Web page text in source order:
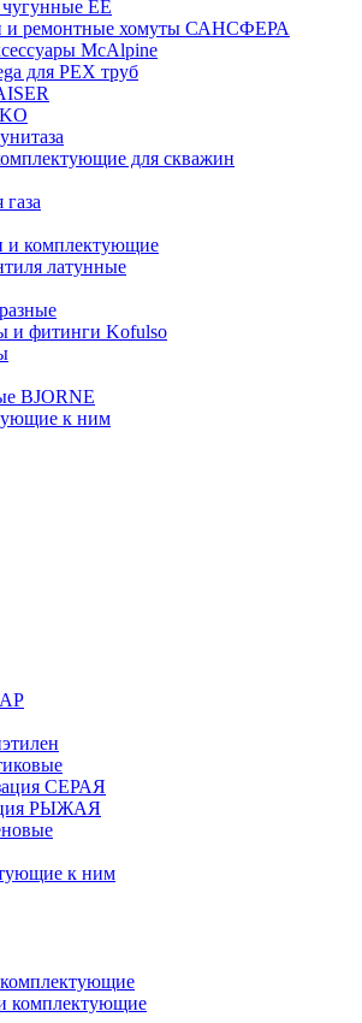
EE
и ремонтные хомуты САНСФЕРА
McAlpine
для PEX труб
для скважин
и комплектующие
латунные
и фитинги Kofulso
BJORNE
к ним
СЕРАЯ
РЫЖАЯ
к ним
комплектующие